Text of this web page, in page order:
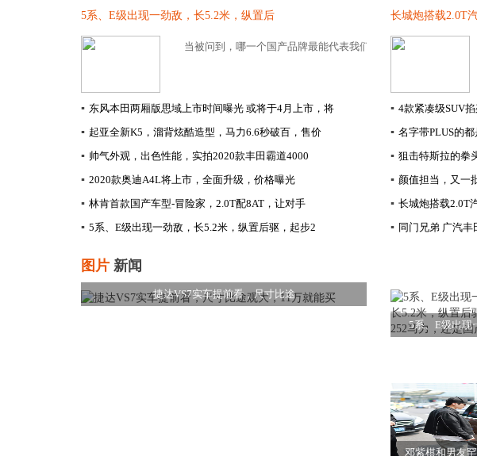
5系、E级出现一劲敌，长5.2米，纵置后
当被问到，哪一个国产品牌最能代表我们的民族自豪感，那么
▪ 东风本田两厢版思域上市时间曝光 或将于4月上市，将
▪ 起亚全新K5，溜背炫酷造型，马力6.6秒破百，售价
▪ 帅气外观，出色性能，实拍2020款丰田霸道4000
▪ 2020款奥迪A4L将上市，全面升级，价格曝光
▪ 林肯首款国产车型-冒险家，2.0T配8AT，让对手
▪ 5系、E级出现一劲敌，长5.2米，纵置后驱，起步2
长城炮搭载2.0T
▪ 4款紧凑级SUV
▪ 名字带PLUS的
▪ 狙击特斯拉的拳
▪ 颜值担当，又一
▪ 长城炮搭载2.0T
▪ 同门兄弟 广汽
图片 新闻
捷达VS7实车提前看，尺寸比途
5系、E级出现
邓紫棋和男友